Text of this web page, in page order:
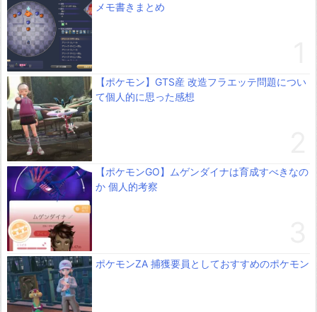
メモ書きまとめ
【ポケモン】GTS産 改造フラエッテ問題につい
て個人的に思った感想
【ポケモンGO】ムゲンダイナは育成すべきなの
か 個人的考察
ポケモンZA 捕獲要員としておすすめのポケモン